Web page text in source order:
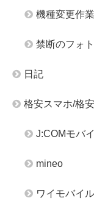
機種変更作
禁断のフォ
日記
格安スマホ/格
J:COMモバ
mineo
ワイモバイル